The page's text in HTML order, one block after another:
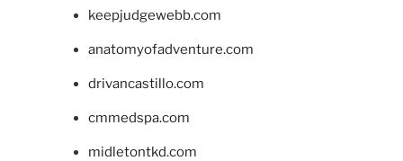
keepjudgewebb.com
anatomyofadventure.com
drivancastillo.com
cmmedspa.com
midletontkd.com